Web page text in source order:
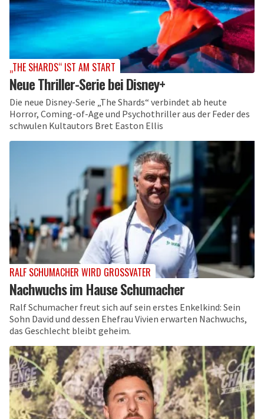
„THE SHARDS“ IST AM START
Neue Thriller-Serie bei Disney+
Die neue Disney-Serie „The Shards“ verbindet ab heute
Horror, Coming-of-Age und Psychothriller aus der Feder des
schwulen Kultautors Bret Easton Ellis
RALF SCHUMACHER WIRD GROSSVATER
Nachwuchs im Hause Schumacher
Ralf Schumacher freut sich auf sein erstes Enkelkind: Sein
Sohn David und dessen Ehefrau Vivien erwarten Nachwuchs,
das Geschlecht bleibt geheim.